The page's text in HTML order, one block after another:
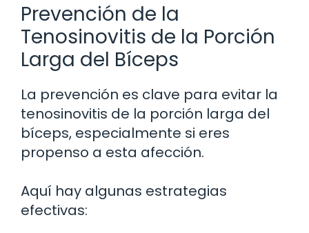
Prevención de la
Tenosinovitis de la Porción
Larga del Bíceps
La prevención es clave para evitar la
tenosinovitis de la porción larga del
bíceps, especialmente si eres
propenso a esta afección.
Aquí hay algunas estrategias
efectivas: